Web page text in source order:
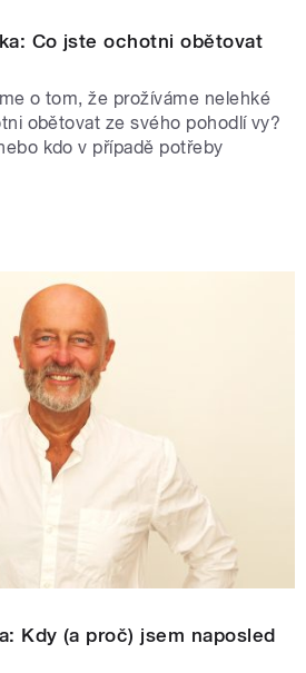
Co jste ochotni obětovat
o tom, že prožíváme nelehké
obětovat ze svého pohodlí vy?
kdo v případě potřeby
Kdy (a proč) jsem naposled